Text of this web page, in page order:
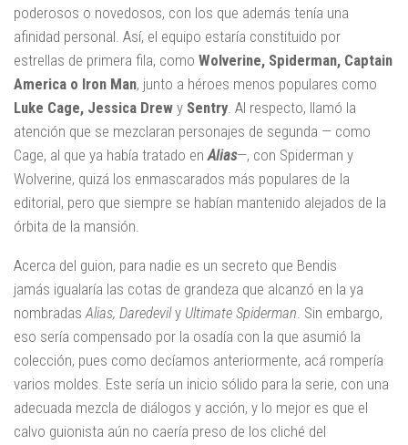
poderosos o novedosos, con los que además tenía una
afinidad personal. Así, el equipo estaría constituido por
estrellas de primera fila, como Wolverine, Spiderman, Captain
America o Iron Man, junto a héroes menos populares como
Luke Cage, Jessica Drew y Sentry. Al respecto, llamó la
atención que se mezclaran personajes de segunda — como
Cage, al que ya había tratado enAlias—, con Spiderman y
Wolverine, quizá los enmascarados más populares de la
editorial, pero que siempre se habían mantenido alejados de la
órbita de la mansión.
Acerca del guion, para nadie es un secreto que Bendis
jamás igualaría las cotas de grandeza que alcanzó en la ya
nombradasAlias, Daredevily Ultimate Spiderman. Sin embargo,
eso sería compensado por la osadía con la que asumió la
colección, pues como decíamos anteriormente, acá rompería
varios moldes. Este sería un inicio sólido para la serie, con una
adecuada mezcla de diálogos y acción, y lo mejor es que el
calvo guionista aún no caería preso de los cliché del